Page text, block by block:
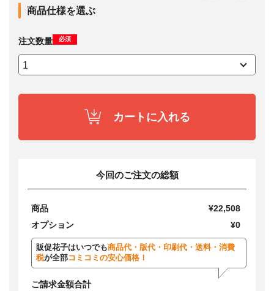
商品仕様を選ぶ
注文数量 必須
カートに入れる
今回のご注文の総額
商品
¥22,508
オプション
¥0
販促花子はいつでも商品代・版代・印刷代・送料・消費
税が全部コミコミの安心価格！
ご請求金額合計